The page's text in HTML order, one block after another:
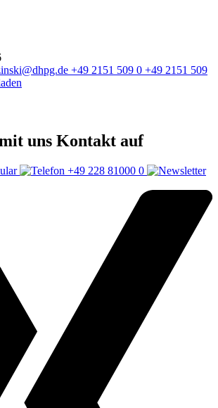
+49 2151 509 0 +49 2151 509
uns Kontakt auf
+49 228 81000 0